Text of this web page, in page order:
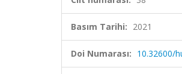
Basım Tarihi: 2021
Doi Numarası: 10.32600/